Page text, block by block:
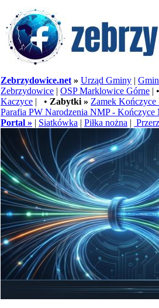
Zebrzydowice.net » Urząd Gminy |
Zebrzydowice | OSP Marklowice Górne | •
Kaczyce | • Zabytki » Zamek Kończyce
Parafia PW Narodzenia NMP - Kończyce
Portal » | Siatkówka | Piłka nożna |